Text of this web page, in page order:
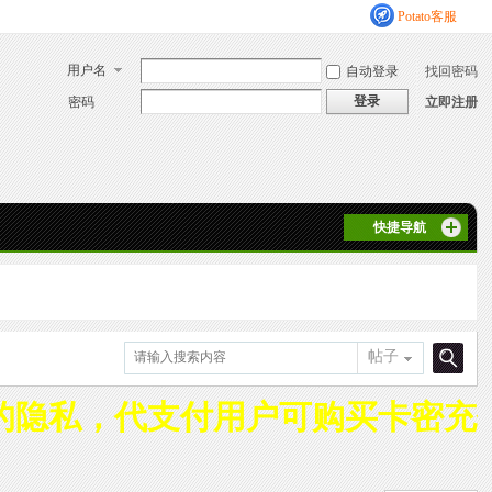
Potato客服
用户名 自动登录
找回密码
密码
登录 立即注册
快捷导航
帖子
搜
索
私，代支付用户可购买卡密充